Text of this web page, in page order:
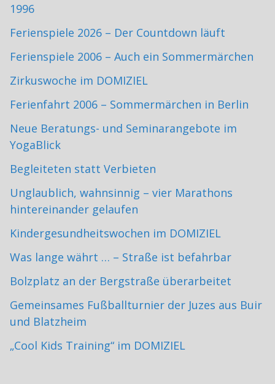
1996
Ferienspiele 2026 – Der Countdown läuft
Ferienspiele 2006 – Auch ein Sommermärchen
Zirkuswoche im DOMIZIEL
Ferienfahrt 2006 – Sommermärchen in Berlin
Neue Beratungs- und Seminarangebote im
YogaBlick
Begleiteten statt Verbieten
Unglaublich, wahnsinnig – vier Marathons
hintereinander gelaufen
Kindergesundheitswochen im DOMIZIEL
Was lange währt … – Straße ist befahrbar
Bolzplatz an der Bergstraße überarbeitet
Gemeinsames Fußballturnier der Juzes aus Buir
und Blatzheim
„Cool Kids Training“ im DOMIZIEL